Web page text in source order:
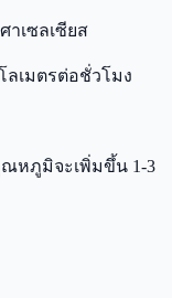
เซลเซียส
ลเมตรต่อชั่วโมง
หภูมิจะเพิ่มขึ้น 1-3